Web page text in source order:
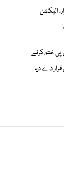
الیکشن
ختم کرنے
دے دیا